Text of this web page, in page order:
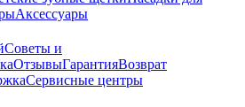
Аксессуары
Советы и
ОтзывыГарантияВозврат
Сервисные центры